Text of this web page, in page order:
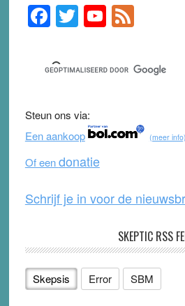
Primary
Sidebar
F
a
c
e
b
o
o
k
T
wi
tt
er
Y
o
u
T
b
e
F
e
d
Steun ons via:
Een aankoop
(meer info)
Of eendonatie
Schrijf je in voor de
SKEPTIC RSS
Skepsis Error SBM